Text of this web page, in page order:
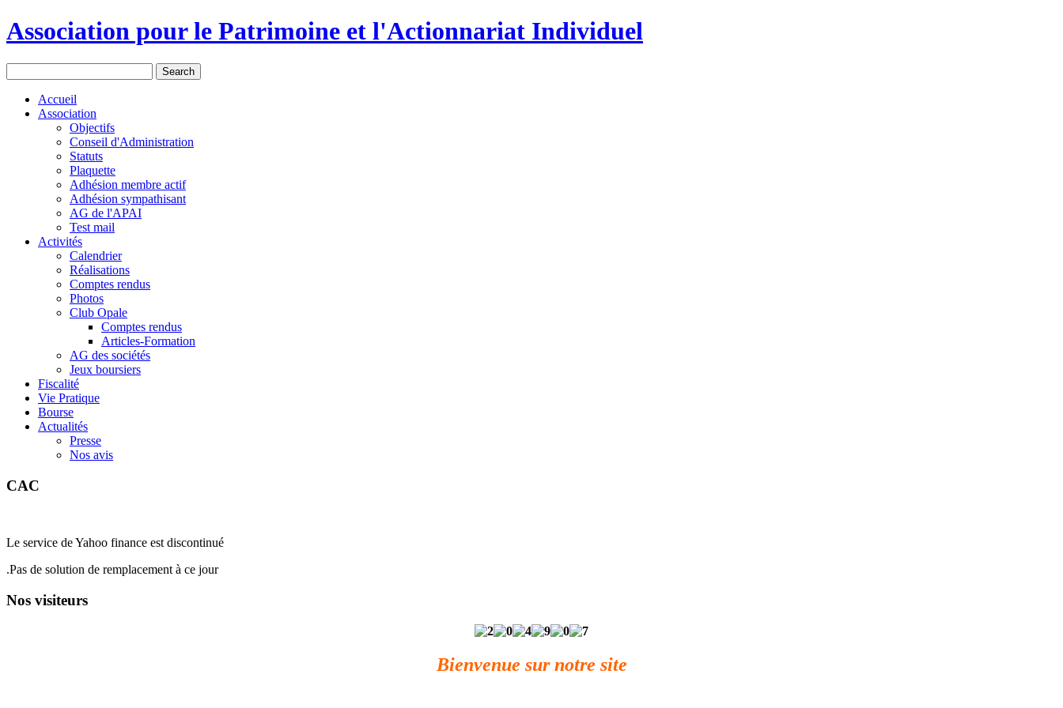
Association pour le Patrimoine et l'Actionnariat Individuel
Accueil
Association
Objectifs
Conseil d'Administration
Statuts
Plaquette
Adhésion membre actif
Adhésion sympathisant
AG de l'APAI
Test mail
Activités
Calendrier
Réalisations
Comptes rendus
Photos
Club Opale
Comptes rendus
Articles-Formation
AG des sociétés
Jeux boursiers
Fiscalité
Vie Pratique
Bourse
Actualités
Presse
Nos avis
CAC
Le service de Yahoo finance est discontinué
.Pas de solution de remplacement à ce jour
Nos visiteurs
Bienvenue sur notre site